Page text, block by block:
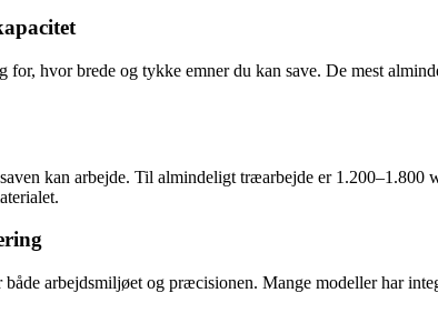
for, hvor brede og tykke emner du kan save. De mest
kan arbejde. Til almindeligt træarbejde er
arbejdsmiljøet og præcisionen. Mange modeller har